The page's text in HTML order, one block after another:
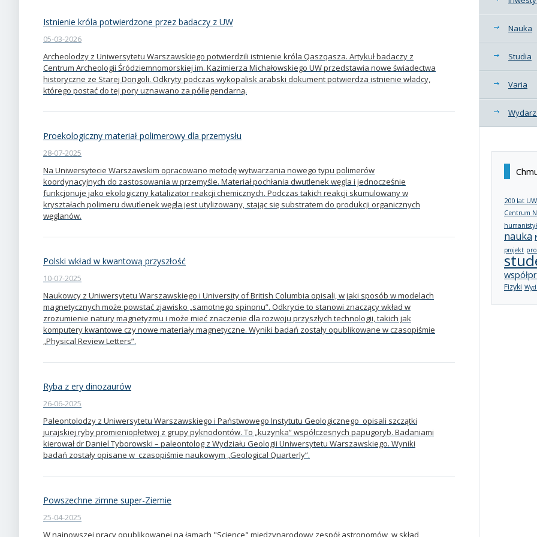
Istnienie króla potwierdzone przez badaczy z UW
05-03-2026
Archeolodzy z Uniwersytetu Warszawskiego potwierdzili istnienie króla Qaszqasza. Artykuł badaczy z
Centrum Archeologii Śródziemnomorskiej im. Kazimierza Michałowskiego UW przedstawia nowe świadectwa
historyczne ze Starej Dongoli. Odkryty podczas wykopalisk arabski dokument potwierdza istnienie władcy,
którego postać do tej pory uznawano za półlegendarną.
Proekologiczny materiał polimerowy dla przemysłu
28-07-2025
Na Uniwersytecie Warszawskim opracowano metodę wytwarzania nowego typu polimerów
koordynacyjnych do zastosowania w przemyśle. Materiał pochłania dwutlenek węgla i jednocześnie
funkcjonuje jako ekologiczny katalizator reakcji chemicznych. Podczas takich reakcji skumulowany w
kryształach polimeru dwutlenek węgla jest utylizowany, stając się substratem do produkcji organicznych
węglanów.
Polski wkład w kwantową przyszłość
10-07-2025
Naukowcy z Uniwersytetu Warszawskiego i University of British Columbia opisali, w jaki sposób w modelach
magnetycznych może powstać zjawisko „samotnego spinonu”. Odkrycie to stanowi znaczący wkład w
zrozumienie natury magnetyzmu i może mieć znaczenie dla rozwoju przyszłych technologii, takich jak
komputery kwantowe czy nowe materiały magnetyczne. Wyniki badań zostały opublikowane w czasopiśmie
„Physical Review Letters”.
Ryba z ery dinozaurów
26-06-2025
Paleontolodzy z Uniwersytetu Warszawskiego i Państwowego Instytutu Geologicznego opisali szczątki
jurajskiej ryby promieniopłetwej z grupy pyknodontów. To „kuzynka” współczesnych papugoryb. Badaniami
kierował dr Daniel Tyborowski – paleontolog z Wydziału Geologii Uniwersytetu Warszawskiego. Wyniki
badań zostały opisane w czasopiśmie naukowym „Geological Quarterly”.
Powszechne zimne super-Ziemie
25-04-2025
W najnowszej pracy opublikowanej na łamach "Science" międzynarodowy zespół astronomów, w skład
Nauka
Studia
Varia
200 lat UW
Centrum
nauka
projekt
Fizyki